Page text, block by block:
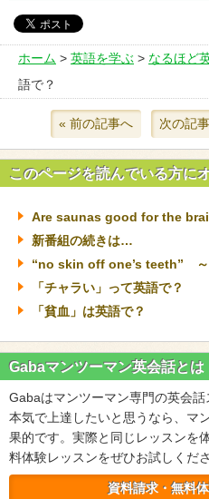
ホーム > 英語を学ぶ > なるほど
語で？
« 前の記事へ 次の記
このページを読んでいる方に
Are saunas good for the
新番組の続きは…
“no skin off one’s teeth” ～
「チャラい」って英語で？
「貧血」は英語で？
Gabaマンツーマン英会話とは
Gabaはマンツーマン専門の英会話
本気で上達したいと思うなら、マ
果的です。実際と同じレッスンを
料体験レッスンをぜひお試しくださ
資料請求・無料